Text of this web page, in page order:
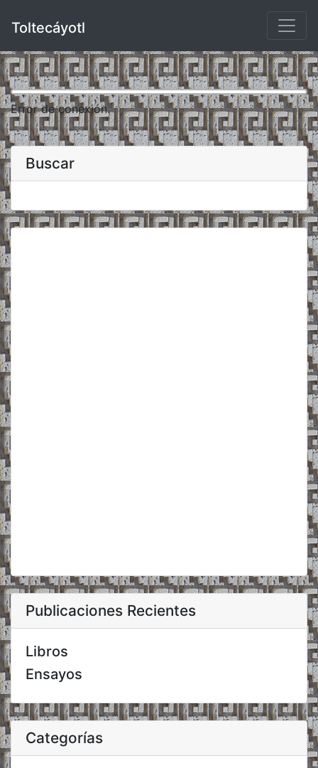
Toltecáyotl
Error de conexión.
Buscar
Publicaciones Recientes
Libros
Ensayos
Categorías